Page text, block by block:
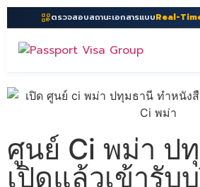
ตรวจสอบสถานะเอกสารแบบReal-
Home
บริการ
คู่มือ
ศูนย์ Ci พม่า ป
เปิดแล้วเข้ารับ